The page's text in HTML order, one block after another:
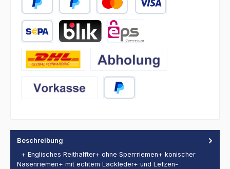
PayPal Später BezahlenKredit- oder Debitkarte
Abholung
Beschreibung
+ Englisches Reithalfter+ ohne Sperrriemen+ konischer
Nasenriemen+ mit echtem Lackleder+ und Lefzen-